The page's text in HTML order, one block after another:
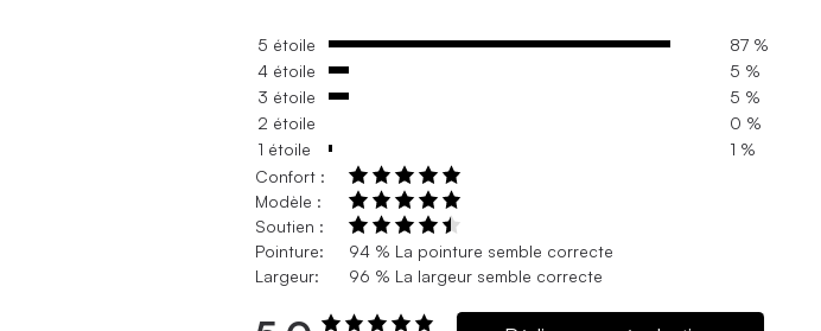
5 étoile
87 %
4 étoile
5 %
3 étoile
5 %
2 étoile
0 %
1 étoile
1 %
Confort :
Modèle :
Soutien :
Pointure:
94 % La pointure semble correcte
Largeur:
96 % La largeur semble correcte